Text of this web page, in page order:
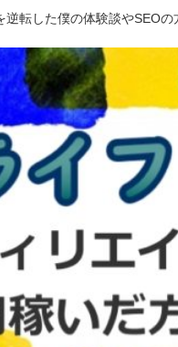
転した僕の体験談やSEOの